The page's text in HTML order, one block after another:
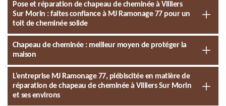
Pose et réparation de chapeau de cheminée à Villiers
Sur Morin : faites confiance à MJ Ramonage 77 pour un
toit de cheminée solide
Chapeau de cheminée : meilleur moyen de protéger la
maison
L’entreprise MJ Ramonage 77, plébiscitée en matière de
réparation de chapeau de cheminée à Villiers Sur Morin
et ses environs